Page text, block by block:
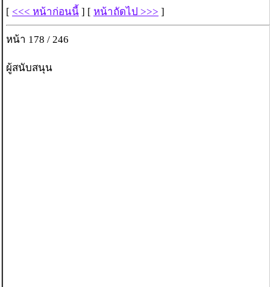
[ <<< หน้าก่อนนี้ ] [ หน้าถัดไป >>> ]
หน้า 178 / 246
ผู้สนับสนุน